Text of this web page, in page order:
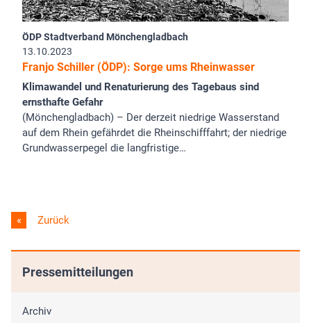
ÖDP Stadtverband Mönchengladbach
13.10.2023
Franjo Schiller (ÖDP): Sorge ums Rheinwasser
Klimawandel und Renaturierung des Tagebaus sind
ernsthafte Gefahr
(Mönchengladbach) – Der derzeit niedrige Wasserstand
auf dem Rhein gefährdet die Rheinschifffahrt; der niedrige
Grundwasserpegel die langfristige…
Zurück
Pressemitteilungen
Archiv